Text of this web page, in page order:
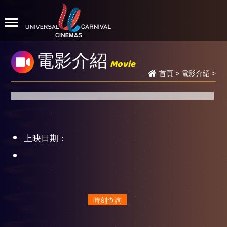
電影介紹 Movie
首頁> 電影介紹 >
上映日期：
時刻查詢